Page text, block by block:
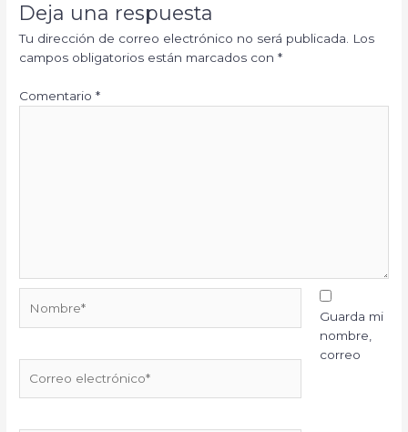
Deja una respuesta
Tu dirección de correo electrónico no será publicada. Los
campos obligatorios están marcados con*
Comentario*
electrónico*
Guarda mi
nombre,
correo